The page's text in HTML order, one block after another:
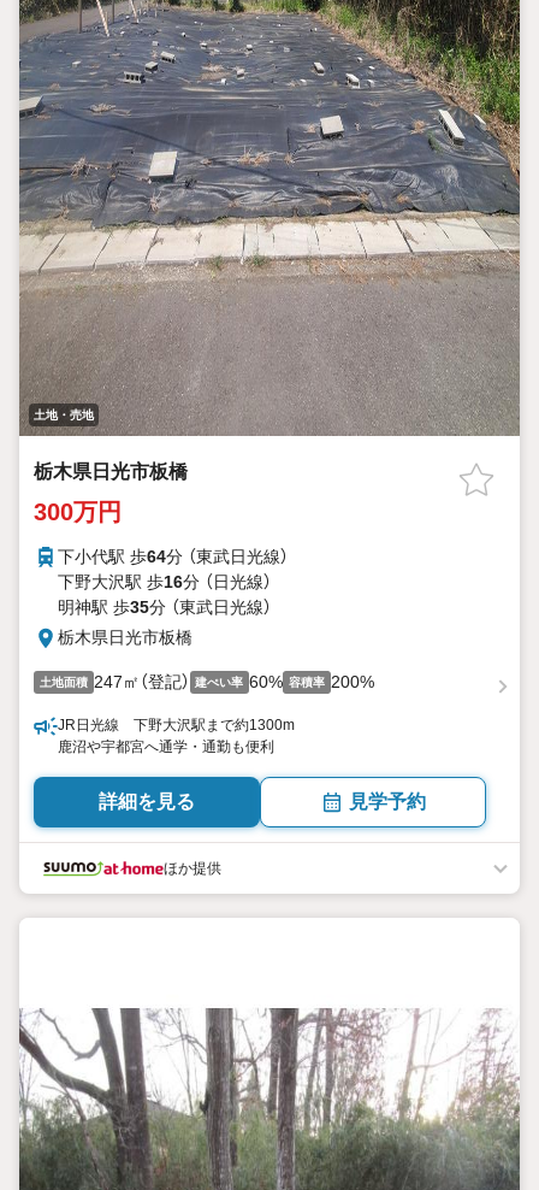
土地・売地
栃木県日光市板橋
300万円
下小代駅 歩64分 （東武日光線）
下野大沢駅 歩16分 （日光線）
明神駅 歩35分 （東武日光線）
栃木県日光市板橋
土地面積 247㎡（登記） 建ぺい率 60% 容積率 200%
JR日光線 下野大沢駅まで約1300m
鹿沼や宇都宮へ通学・通勤も便利
詳細を見る 見学予約
ほか提供